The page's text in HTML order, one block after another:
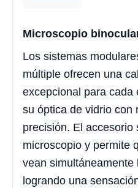
Microscopio
Los sistemas
múltiple ofrecen una
excepcional para cada
su óptica de vidrio con
precisión. El accesorio
microscopio y permite
vean simultáneamente
logrando una